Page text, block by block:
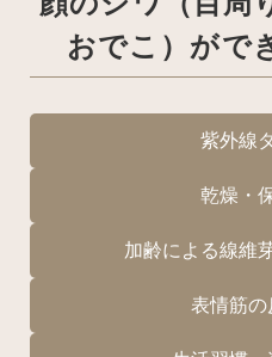
おでこ）がで
紫外線
乾燥・
加齢による線維
表情筋の